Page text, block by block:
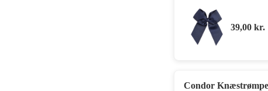
39,00 kr.
Condor